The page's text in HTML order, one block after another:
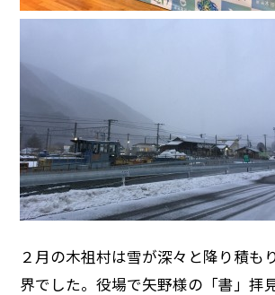
２月の木祖村は雪が深々と降り積も
界でした。役場で矢野様の「書」拝